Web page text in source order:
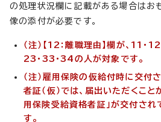
の処理状況欄に記載がある場合はお
像の添付が必要です。
（注）【12：離職理由】欄が、11・
23・33・34の人が対象です。
（注）雇用保険の仮給付時に交付
者証（仮）では、届出いただくこと
用保険受給資格者証」が交付され
す。